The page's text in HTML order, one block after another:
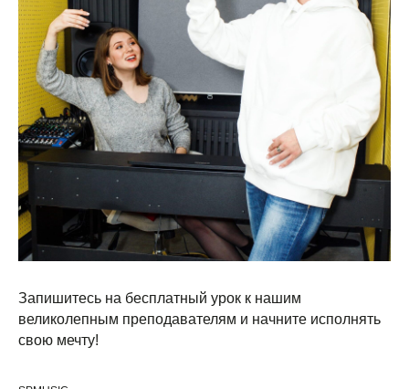
Запишитесь на бесплатный урок к нашим
великолепным преподавателям и начните исполнять
свою мечту!